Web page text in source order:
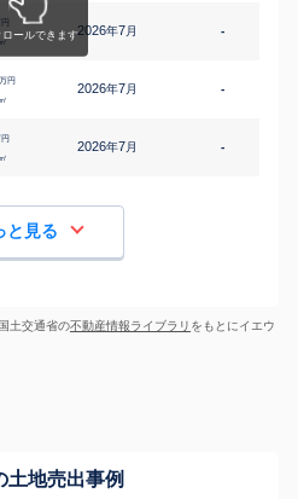
円
㎡
2026年7月 -
万円
㎡
2026年7月 -
円
㎡
2026年7月 -
と見る
土交通省の不動産情報ライブラリ をもとにイエウ
土地売出事例